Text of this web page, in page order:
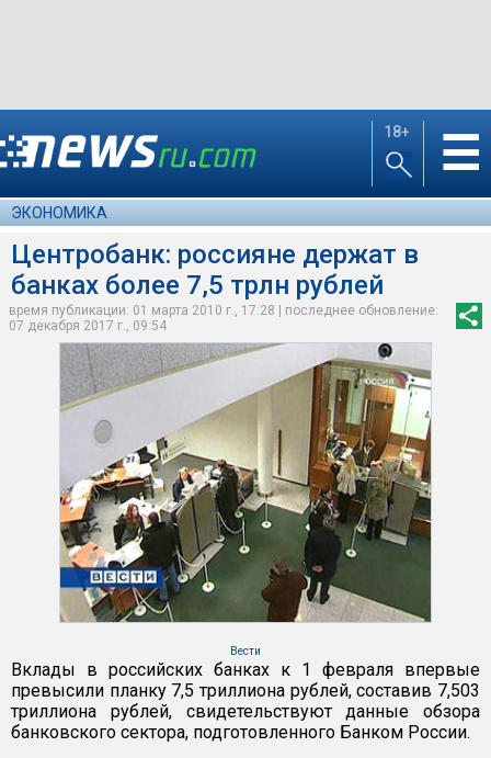
18+ ☰
ЭКОНОМИКА
Центробанк: россияне держат в
банках более 7,5 трлн рублей
время публикации: 01 марта 2010 г., 17:28 | последнее обновление:
07 декабря 2017 г., 09:54
Вести
Вклады в российских банках к 1 февраля впервые
превысили планку 7,5 триллиона рублей, составив 7,503
триллиона рублей, свидетельствуют данные обзора
банковского сектора, подготовленного Банком России.